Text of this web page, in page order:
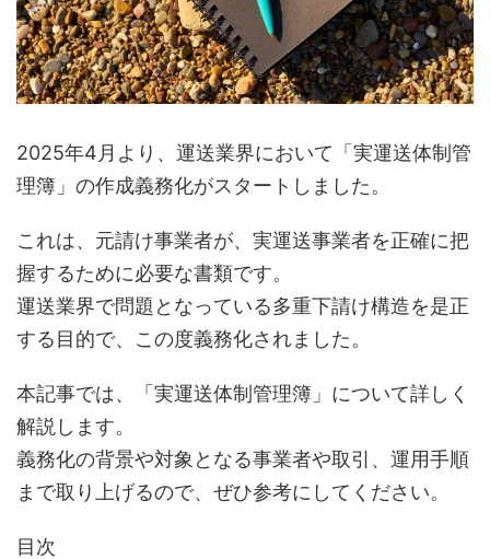
2025年4月より、運送業界において「実運送体制管
理簿」の作成義務化がスタートしました。
これは、元請け事業者が、実運送事業者を正確に把
握するために必要な書類です。
運送業界で問題となっている多重下請け構造を是正
する目的で、この度義務化されました。
本記事では、「実運送体制管理簿」について詳しく
解説します。
義務化の背景や対象となる事業者や取引、運用手順
まで取り上げるので、ぜひ参考にしてください。
目次